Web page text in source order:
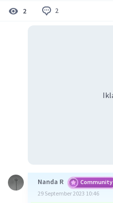
2 2
Nanda R Community
29 September 2023 10:46